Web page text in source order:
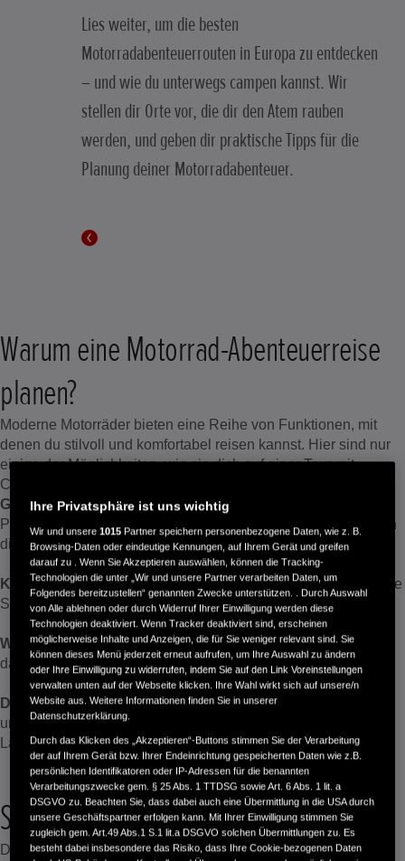
Lies weiter, um die besten
Motorradabenteuerrouten in Europa zu entdecken
– und wie du unterwegs campen kannst. Wir
stellen dir Orte vor, die dir den Atem rauben
werden, und geben dir praktische Tipps für die
Planung deiner Motorradabenteuer.
Warum eine Motorrad-Abenteuerreise
planen?
Moderne Motorräder bieten eine Reihe von Funktionen, mit
denen du stilvoll und komfortabel reisen kannst. Hier sind nur
einige der Möglichkeiten, wie sie dich auf einer Tour mit
Campingstopps unterstützen können:
Großzügiger Stauraum.Zubehör wie Tankrucksäcke,
Packtaschen, Topboxen und wasserdichte Rucksäcke können
die Mitnahme von Gepäck ein wenig einfacher machen.
Komfort für längere Fahrten.Komfortsitze, wie ergonomische
Sitze und Rückenlehnen
Wendigkeit.Motorräder sind kleiner und leichter als Autos,
daher kannst du dich viel leichter fortbewegen.
Das Gefühl von Freiheit.Wenn du unter freiem Himmel
unterwegs bist, fühlst du dich den atemberaubenden
Landschaften, die du durchquerst, vielleicht näher.
Spanien
Du denkst, in Spanien geht es nur um Paella und
Ihre Privatsphäre ist uns wichtig
Wir und unsere1015 Partner speichern personenbezogene Daten, wie z. B.
Browsing-Daten oder eindeutige Kennungen, auf Ihrem Gerät und greifen
darauf zu . Wenn Sie Akzeptieren auswählen, können die Tracking-
Technologien die unter „Wir und unsere Partner verarbeiten Daten, um
Folgendes bereitzustellen“ genannten Zwecke unterstützen. . Durch Auswahl
von Alle ablehnen oder durch Widerruf Ihrer Einwilligung werden diese
Technologien deaktiviert. Wenn Tracker deaktiviert sind, erscheinen
möglicherweise Inhalte und Anzeigen, die für Sie weniger relevant sind. Sie
können dieses Menü jederzeit erneut aufrufen, um Ihre Auswahl zu ändern
oder Ihre Einwilligung zu widerrufen, indem Sie auf den Link Voreinstellungen
verwalten unten auf der Webseite klicken. Ihre Wahl wirkt sich auf unsere/n
Website aus. Weitere Informationen finden Sie in unserer
Datenschutzerklärung.
Durch das Klicken des „Akzeptieren“-Buttons stimmen Sie der Verarbeitung
der auf Ihrem Gerät bzw. Ihrer Endeinrichtung gespeicherten Daten wie z.B.
persönlichen Identifikatoren oder IP-Adressen für die benannten
Verarbeitungszwecke gem. § 25 Abs. 1 TTDSG sowie Art. 6 Abs. 1 lit. a
DSGVO zu. Beachten Sie, dass dabei auch eine Übermittlung in die USA durch
unsere Geschäftspartner erfolgen kann. Mit Ihrer Einwilligung stimmen Sie
zugleich gem. Art.49 Abs.1 S.1 lit.a DSGVO solchen Übermittlungen zu. Es
besteht dabei insbesondere das Risiko, dass Ihre Cookie-bezogenen Daten